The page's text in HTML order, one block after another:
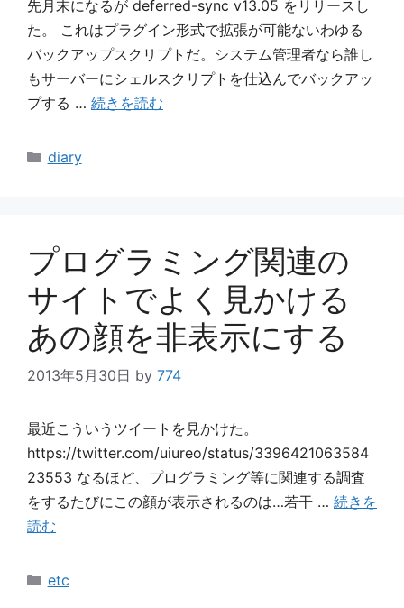
先月末になるが deferred-sync v13.05 をリリースし
た。 これはプラグイン形式で拡張が可能ないわゆる
バックアップスクリプトだ。システム管理者なら誰し
もサーバーにシェルスクリプトを仕込んでバックアッ
プする … 続きを読む
カ
ー
diary
プログラミング関連の
サイトでよく見かける
あの顔を非表示にする
2013年5月30日 by 774
最近こういうツイートを見かけた。
https://twitter.com/uiureo/status/3396421063584
23553 なるほど、プログラミング等に関連する調査
をするたびにこの顔が表示されるのは…若干 … 続きを
読む
カ
etc